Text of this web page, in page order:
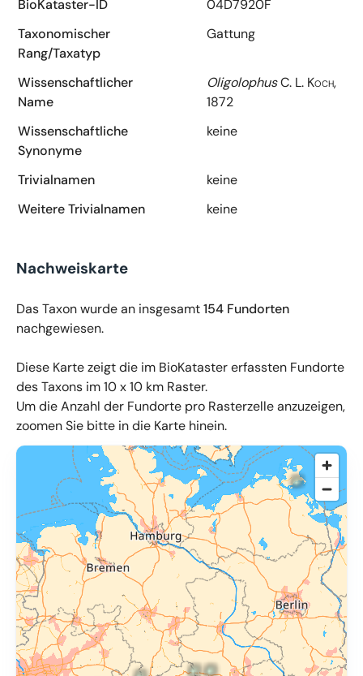
BioKataster-ID
04D7920F
Taxonomischer
Rang/Taxatyp
Gattung
Wissenschaftlicher
Name
OligolophusC. L. Koch,
1872
Wissenschaftliche
Synonyme
keine
Trivialnamen
keine
Weitere Trivialnamen
keine
Nachweiskarte
Das Taxon wurde an insgesamt154 Fundorten
nachgewiesen.
Diese Karte zeigt die im BioKataster erfassten Fundorte
des Taxons im 10 x 10 km Raster.
Um die Anzahl der Fundorte pro Rasterzelle anzuzeigen,
zoomen Sie bitte in die Karte hinein.
© OpenMapTiles, OpenStreetMap 34u GmbH